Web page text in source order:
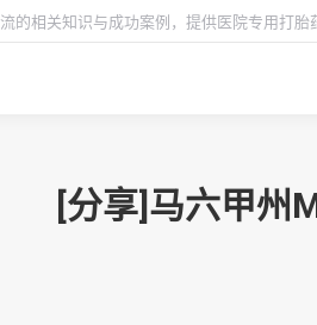
的相关知识与成功案例，提供医院专用打
[分享]马六甲州